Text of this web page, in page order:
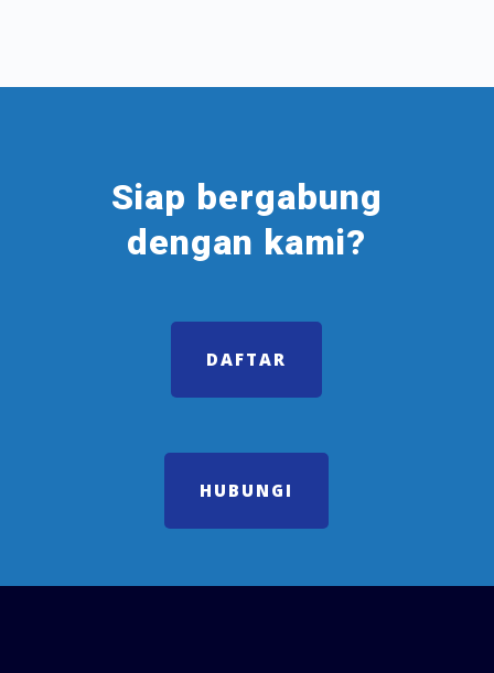
Siap bergabung
dengan kami?
DAFTAR
HUBUNGI